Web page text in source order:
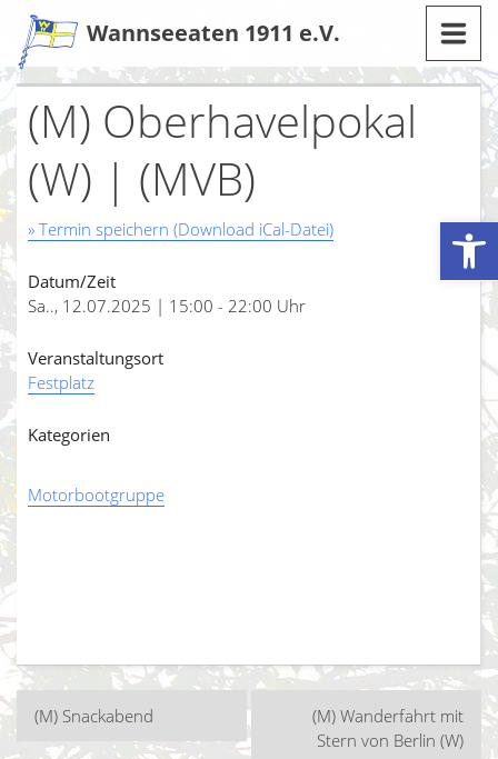
Werkzeugleiste öffnen
Zum
Inhalt
Wannseeaten 1911 e.V.
(M) Oberhavelpokal
(W) | (MVB)
» Termin speichern (Download iCal-Datei)
Datum/Zeit
Sa.., 12.07.2025 | 15:00 - 22:00 Uhr
Veranstaltungsort
Festplatz
Kategorien
Motorbootgruppe
Beitragsnavigation
(M) Snackabend
(M) Wanderfahrt mit
Stern von Berlin (W)